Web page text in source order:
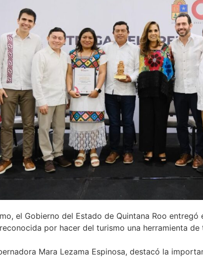
el Gobierno del Estado de Quintana Roo
reconocida por hacer del turismo una herramienta
Mara Lezama Espinosa, destacó la